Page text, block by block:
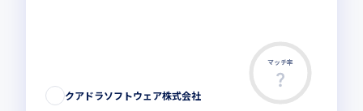
マッチ率
クアドラソフトウェア株式会社